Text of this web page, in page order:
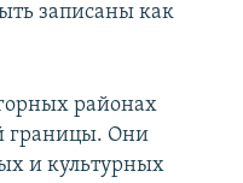
записаны как
районах
границы. Они
и культурных